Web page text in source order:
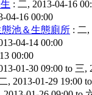
: 二, 2013-04-16
04-16 00:00
池＆生態廁所 : 二,
04-14 00:00
00:00
01-30 09:00 to 三,
, 2013-01-29 19:00